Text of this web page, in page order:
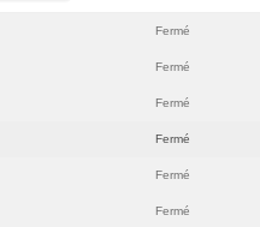
Fermé
Fermé
Fermé
Fermé
Fermé
Fermé